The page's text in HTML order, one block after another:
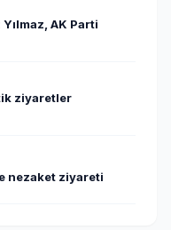
AK Parti
ziyaretler
nezaket ziyareti